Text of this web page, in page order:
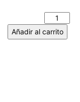
Añadir al carrito